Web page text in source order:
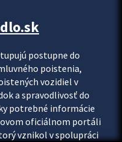
postupne do
poistenia,
vozidiel v
a spravodlivosť do
potrebné informácie
oficiálnom portáli
vznikol v spolupráci